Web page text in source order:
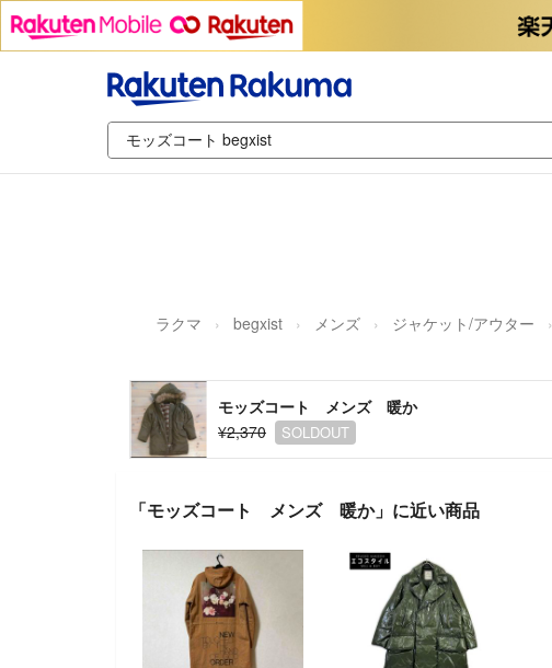
ラクマ begxist メンズ ジャケット/アウター
モッズコート メンズ 暖か
¥2,370
SOLDOUT
「モッズコート メンズ 暖か」に近い商品